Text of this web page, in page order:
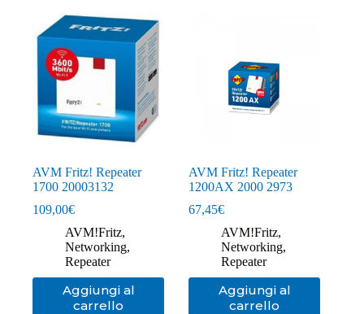
AVM Fritz! Repeater
1700 20003132
109,00€
AVM!Fritz,
Networking,
Repeater
Aggiungi al
carrello
AVM Fritz! Repeater
1200AX 2000 2973
67,45€
AVM!Fritz,
Networking,
Repeater
Aggiungi al
carrello